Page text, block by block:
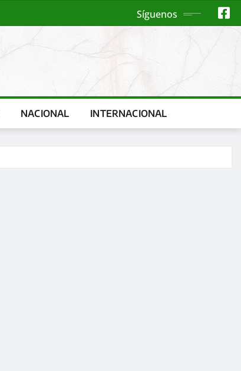
Síguenos
NACIONAL INTERNACIONAL